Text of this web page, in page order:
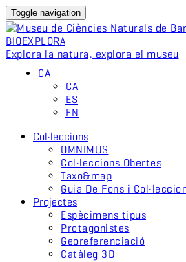
Toggle navigation
BIOEXPLORA
Explora la natura, explora el museu
CA
CA
ES
EN
Col·leccions
OMNIMUS
Col·leccions Obertes
Taxo&map
Guia De Fons i
Projectes
Espècimens tipus
Protagonistes
Georeferenciació
Catàleg 3D